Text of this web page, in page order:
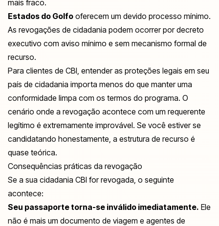
mais fraco.
Estados do Golfo oferecem um devido processo mínimo.
As revogações de cidadania podem ocorrer por decreto
executivo com aviso mínimo e sem mecanismo formal de
recurso.
Para clientes de CBI, entender as proteções legais em seu
país de cidadania importa menos do que manter uma
conformidade limpa com os termos do programa. O
cenário onde a revogação acontece com um requerente
legítimo é extremamente improvável. Se você estiver se
candidatando honestamente, a estrutura de recurso é
quase teórica.
Consequências práticas da revogação
Se a sua cidadania CBI for revogada, o seguinte
acontece:
Seu passaporte torna-se inválido imediatamente. Ele
não é mais um documento de viagem e agentes de